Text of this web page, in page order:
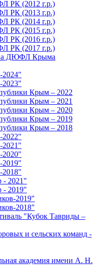
РК (2012 г.р.)
РК (2013 г.р.)
РК (2014 г.р.)
РК (2015 г.р.)
РК (2016 г.р.)
РК (2017 г.р.)
ДЮФЛ Крыма
2024"
2023"
Крым – 2022
Крым – 2021
Крым – 2020
Крым – 2019
Крым – 2018
2022"
2021"
2020"
2019"
2018"
- 2021"
- 2019"
2019"
2018"
"Кубок Тавриды –
и сельских команд -
академия имени А. Н.